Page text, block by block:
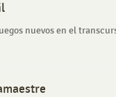
nuevos en el